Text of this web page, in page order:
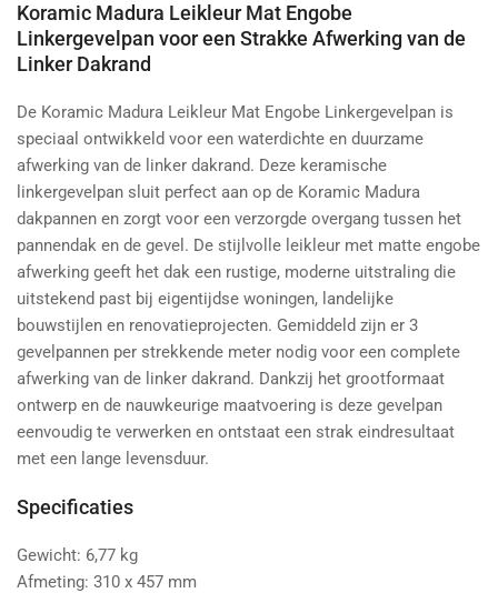
Koramic Madura Leikleur Mat Engobe
Linkergevelpan voor een Strakke Afwerking van de
Linker Dakrand
De Koramic Madura Leikleur Mat Engobe Linkergevelpan is
speciaal ontwikkeld voor een waterdichte en duurzame
afwerking van de linker dakrand. Deze keramische
linkergevelpan sluit perfect aan op de Koramic Madura
dakpannen en zorgt voor een verzorgde overgang tussen het
pannendak en de gevel. De stijlvolle leikleur met matte engobe
afwerking geeft het dak een rustige, moderne uitstraling die
uitstekend past bij eigentijdse woningen, landelijke
bouwstijlen en renovatieprojecten. Gemiddeld zijn er 3
gevelpannen per strekkende meter nodig voor een complete
afwerking van de linker dakrand. Dankzij het grootformaat
ontwerp en de nauwkeurige maatvoering is deze gevelpan
eenvoudig te verwerken en ontstaat een strak eindresultaat
met een lange levensduur.
Specificaties
Gewicht: 6,77 kg
Afmeting: 310 x 457 mm